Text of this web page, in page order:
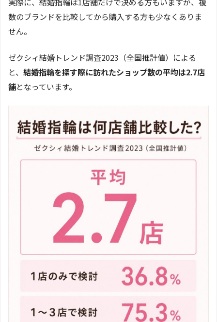
数のブランドを比較してから購入する方も少なくありま
せん。
ゼクシィ結婚トレンド調査2023（全国推計値）による
と、 結婚指輪を探す際に訪れたショップ数の平均は2.7店
舗となっています。